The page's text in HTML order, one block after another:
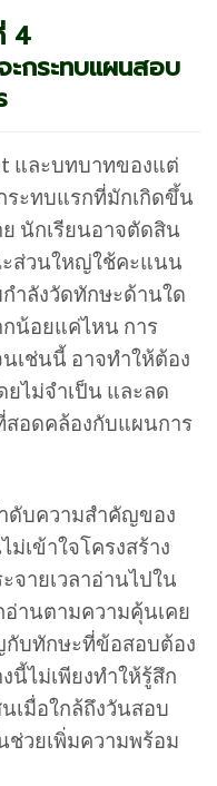
4
ะกระทบแผนสอบ
และบทบาทของแต่
ระทบแรกที่มักเกิดขึ้น
นักเรียนอาจตัดสิน
ะส่วนใหญ่ใช้คะแนน
ำลังวัดทักษะด้านใด
น้อยแค่ไหน การ
เช่นนี้ อาจทำให้ต้อง
ยไม่จำเป็น และลด
อดคล้องกับแผนการ
ดับความสำคัญของ
เข้าใจโครงสร้าง
จายเวลาอ่านไปใน
อ่านตามความคุ้นเคย
บทักษะที่ข้อสอบต้อง
นี้ไม่เพียงทำให้รู้สึก
เมื่อใกล้ถึงวันสอบ
ช่วยเพิ่มความพร้อม